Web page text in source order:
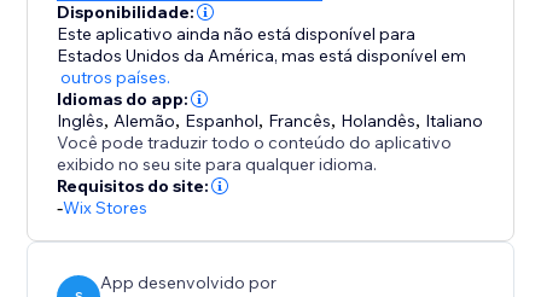
Disponibilidade:
Este aplicativo ainda não está disponível para
Estados Unidos da América,mas está disponível em
outros países.
Idiomas do app:
Inglês, Alemão, Espanhol, Francês, Holandês, Italiano
Você pode traduzir todo o conteúdo do aplicativo
exibido no seu site para qualquer idioma.
Requisitos do site:
-Wix Stores
App desenvolvido por